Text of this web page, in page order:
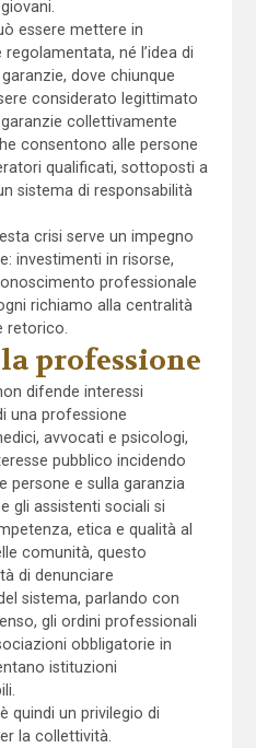
essere mettere in
né l’idea di
dove chiunque
considerato legittimato
collettivamente
consentono alle persone
qualificati, sottoposti a
sistema di responsabilità
crisi serve un impegno
investimenti in risorse,
professionale
richiamo alla centralità
retorico.
professione
difende interessi
una professione
avvocati e psicologi,
pubblico incidendo
persone e sulla garanzia
gli assistenti sociali si
etica e qualità al
comunità, questo
di denunciare
sistema, parlando con
gli ordini professionali
obbligatorie in
istituzioni
quindi un privilegio di
la collettività.